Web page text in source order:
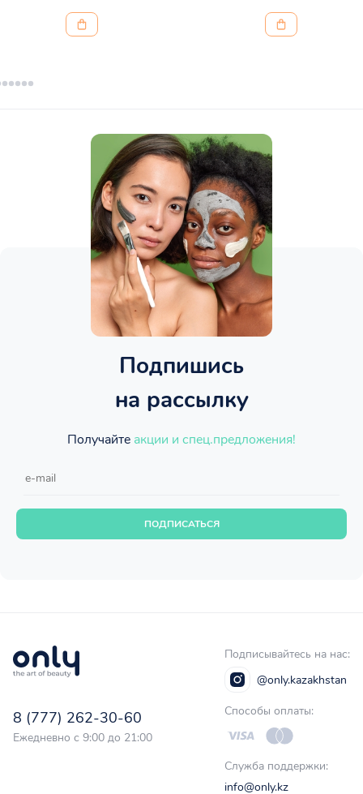
Подпишись
на рассылку
Получайте акции и спец.предложения!
ПОДПИСАТЬСЯ
8 (777) 262-30-60
Ежедневно с 9:00 до 21:00
Подписывайтесь на нас:
@only.kazakhstan
Способы оплаты:
Служба поддержки:
info@only.kz